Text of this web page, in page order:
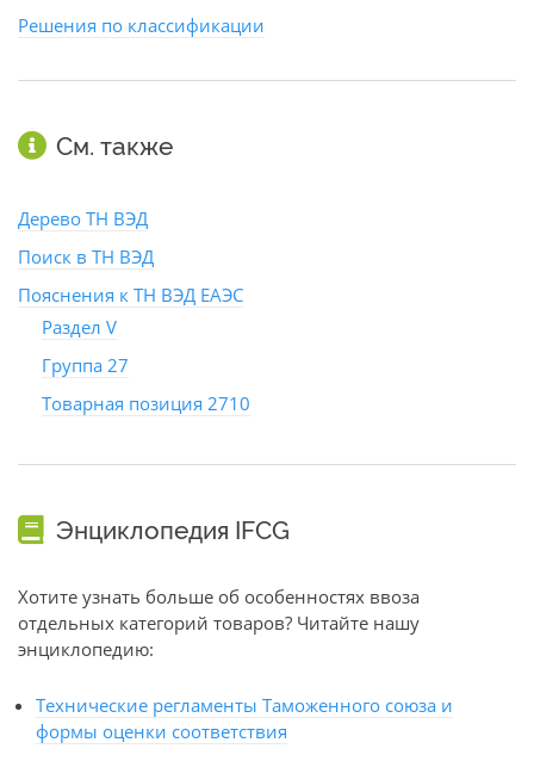
Решения по классификации
См. также
Дерево ТН ВЭД
Поиск в ТН ВЭД
Пояснения к ТН ВЭД ЕАЭС
Раздел V
Группа 27
Товарная позиция 2710
Энциклопедия IFCG
Хотите узнать больше об особенностях ввоза
отдельных категорий товаров? Читайте нашу
энциклопедию:
Технические регламенты Таможенного союза и
формы оценки соответствия